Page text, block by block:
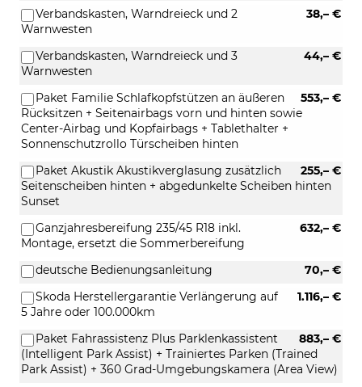
38,– €
Verbandskasten, Warndreieck und 2
Warnwesten
44,– €
Verbandskasten, Warndreieck und 3
Warnwesten
553,– €
Paket Familie Schlafkopfstützen an äußeren
Rücksitzen + Seitenairbags vorn und hinten sowie
Center-Airbag und Kopfairbags + Tablethalter +
Sonnenschutzrollo Türscheiben hinten
255,– €
Paket Akustik Akustikverglasung zusätzlich
Seitenscheiben hinten + abgedunkelte Scheiben hinten
Sunset
632,– €
Ganzjahresbereifung 235/45 R18 inkl.
Montage, ersetzt die Sommerbereifung
70,– €
deutsche Bedienungsanleitung
1.116,– €
Skoda Herstellergarantie Verlängerung auf
5 Jahre oder 100.000km
883,– €
Paket Fahrassistenz Plus Parklenkassistent
(Intelligent Park Assist) + Trainiertes Parken (Trained
Park Assist) + 360 Grad-Umgebungskamera (Area View)